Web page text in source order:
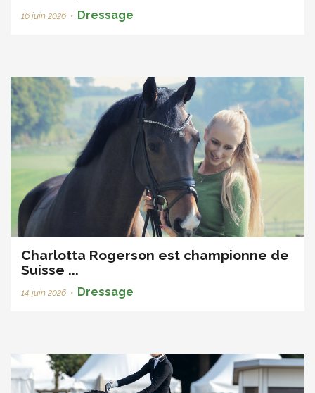
16 juin 2026 • Dressage
Charlotta Rogerson est championne de
Suisse ...
14 juin 2026 • Dressage